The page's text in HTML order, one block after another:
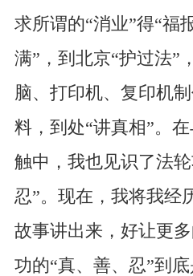
求所谓的“消业”得“福
满”，到北京“护过法”
脑、打印机、复印机
料，到处“讲真相”。
触中，我也见识了法轮
忍”。现在，我将我经
故事讲出来，好让更
功的“真、善、忍”到底